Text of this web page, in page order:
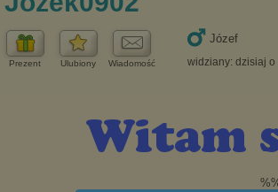
Prezent Ulubiony Wiadomość
Józef
widziany: dzisiaj o